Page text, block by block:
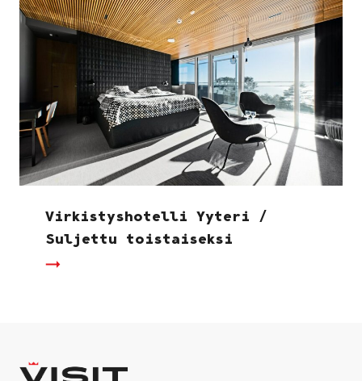
Virkistyshotelli Yyteri /
Suljettu toistaiseksi